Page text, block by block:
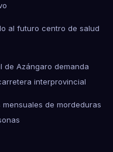
al futuro centro de salud
de Azángaro demanda
interprovincial
de mordeduras